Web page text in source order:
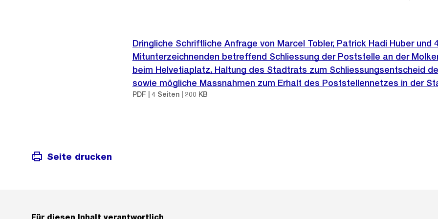
Dringliche Schriftliche Anfrage von Marcel Tobler, Patrick Hadi Huber und
Mitunterzeichnenden betreffend Schliessung der Poststelle an der
beim Helvetiaplatz, Haltung des Stadtrats zum Schliessungsentscheid
sowie mögliche Massnahmen zum Erhalt des Poststellennetzes in der
PDF | 4 Seiten | 200 KB
Seite drucken